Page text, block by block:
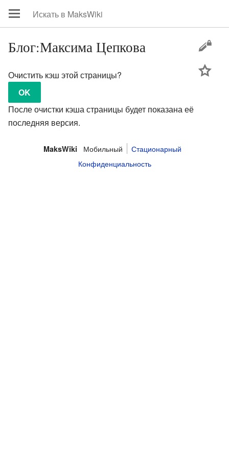
Блог:Максима Цепкова
Очистить кэш этой страницы?
После очистки кэша страницы будет показана её
последняя версия.
MaksWiki Мобильный
Стационарный
Конфиденциальность